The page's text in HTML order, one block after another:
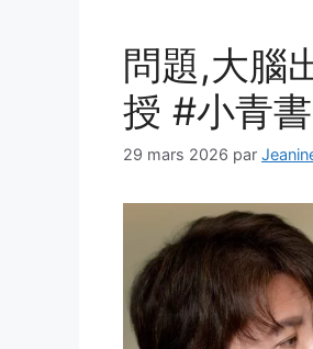
問題,大腦
授 #小青
29 mars 2026 par